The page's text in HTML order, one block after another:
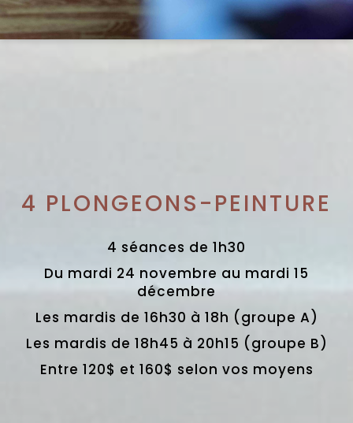
4 PLONGEONS-PEINTURE
4 séances de 1h30
Du mardi 24 novembre au mardi 15
décembre
Les mardis de 16h30 à 18h (groupe A)
Les mardis de 18h45 à 20h15 (groupe B)
Entre 120$ et 160$ selon vos moyens